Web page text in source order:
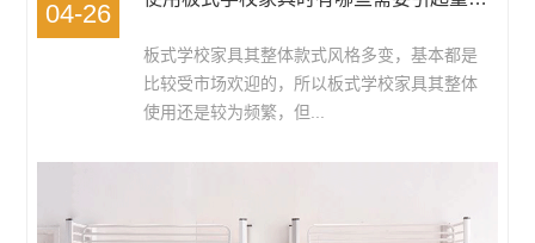
04-26
板式学校家具其整体款式风格多变，基本都是
比较受市场欢迎的，所以板式学校家具其整体
使用还是较为频繁，但...